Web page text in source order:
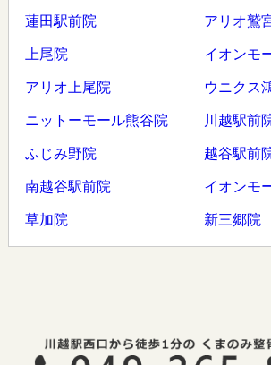
蓮田駅前院 アリオ鷲
上尾院 イオンモ
アリオ上尾院 ウニクス
ニットーモール熊谷院 川越駅前
ふじみ野院 越谷駅前
南越谷駅前院 イオンモ
草加院 新三郷院